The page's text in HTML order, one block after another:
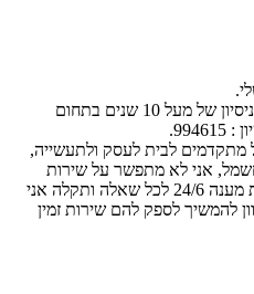
אני עמית מתן חשמלאי מוסמך, עם ניסיון של מעל 10 שנים בתחום
מתקדמים לבית לעסק ולתעשייה,
אני לא מתפשר על שירות
ומקצועיות עבור לקוחותיי ודואג לתת מענה 24/6 לכל שאלה ותקלה אני
להמשיך לספק להם שירות זמין